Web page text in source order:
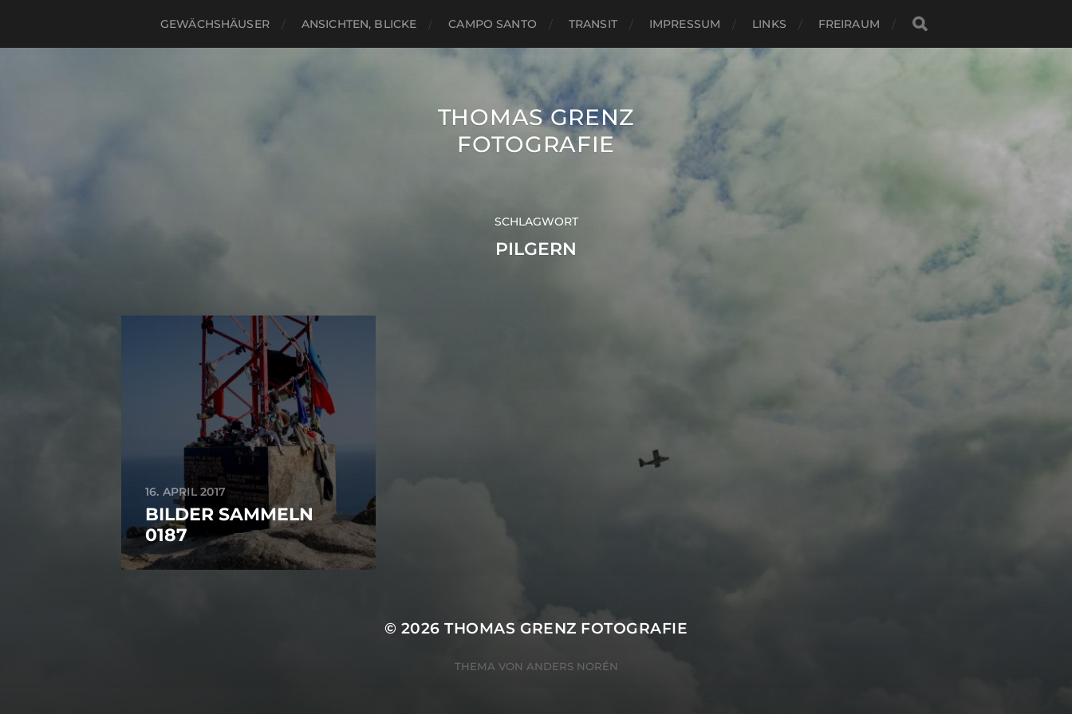
GEWÄCHSHÄUSER ANSICHTEN, BLICKE CAMPO SANTO TRANSIT IMPRESSUM LINKS FREIRAUM
THOMAS GRENZ
FOTOGRAFIE
SCHLAGWORT
PILGERN
16. APRIL 2017
BILDER SAMMELN
0187
© 2026THOMAS GRENZ FOTOGRAFIE
THEMA VON ANDERS NORÉN